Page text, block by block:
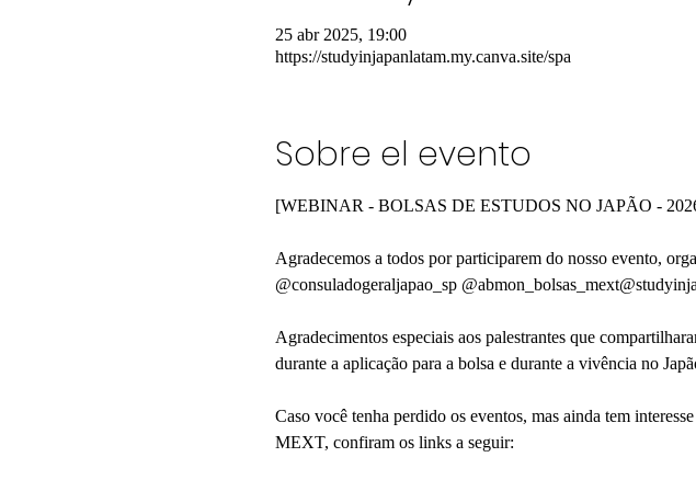
25 abr 2025, 19:00
https://studyinjapanlatam.my.canva.site/spa
Sobre el evento
[WEBINAR - BOLSAS DE ESTUDOS NO JAPÃO -
Agradecemos a todos por participarem do nosso evento,
@consuladogeraljapao_sp
Agradecimentos especiais aos palestrantes que
durante a aplicação para a bolsa e durante a vivência no
Caso você tenha perdido os eventos, mas ainda tem
MEXT, confiram os links a seguir: